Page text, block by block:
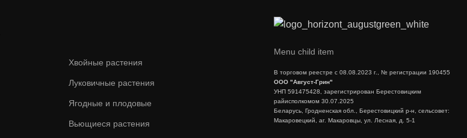
Хвойные растения
Луковичные растения
Ягодные и плодовые
Вьющиеся растения
Menu child item
В торговом реестре с 08.08.2023 г., № регистрации 190455
ООО "Август-Грин"
УНП 591475428, зарегистрирован Берестовицким
райисполкомом 30.07.2025
Беларусь, Гродненская обл., Берестовицкий р-н, сельсовет:
Макаровецкий, аг. Макаровцы, ул. Лесная, д. 5-1